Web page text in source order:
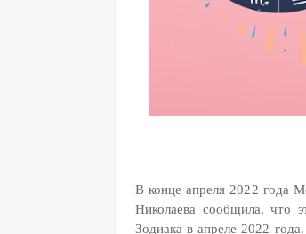
В конце апреля 2022 года
Николаева сообщила, что
Зодиака в апреле 2022